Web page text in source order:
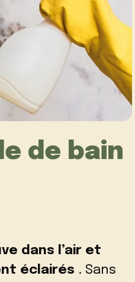
de bain
dans l’air et
éclairés . Sans